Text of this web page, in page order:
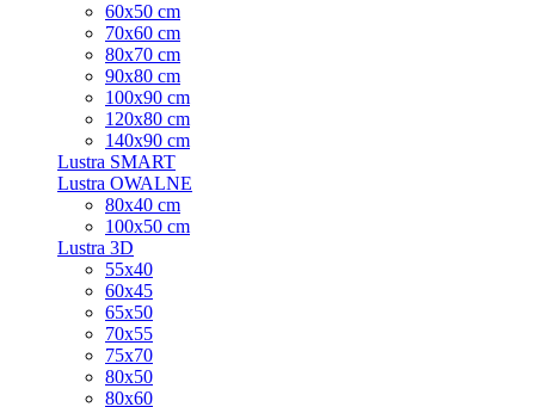
60x50 cm
70x60 cm
80x70 cm
90x80 cm
100x90 cm
120x80 cm
140x90 cm
Lustra SMART
Lustra OWALNE
80x40 cm
100x50 cm
Lustra 3D
55x40
60x45
65x50
70x55
75x70
80x50
80x60